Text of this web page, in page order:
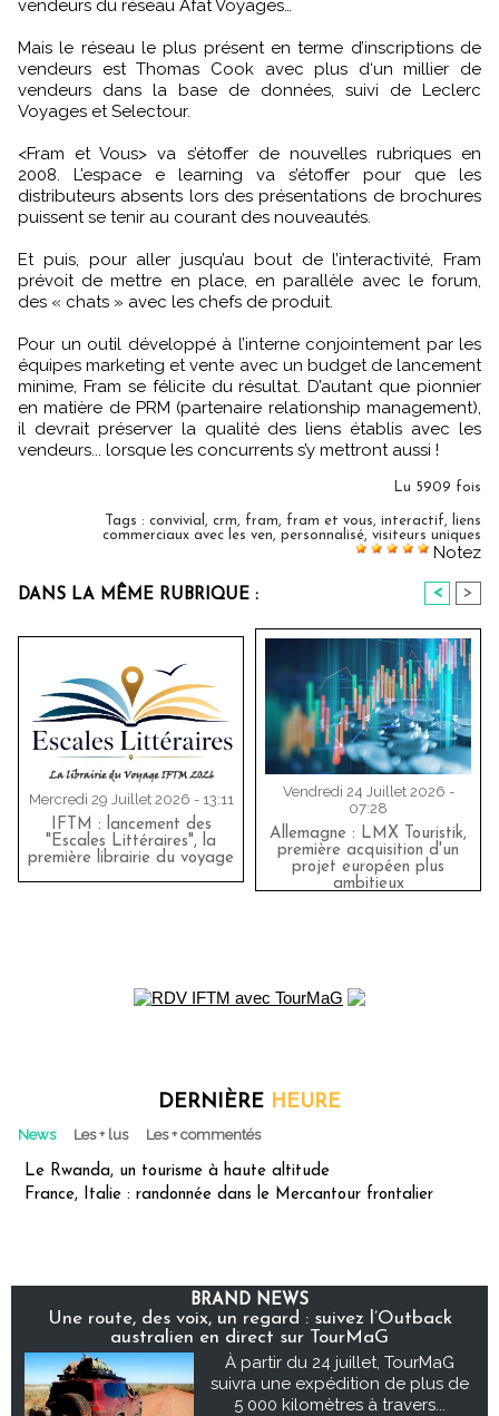
vendeurs du réseau Afat Voyages…
Mais le réseau le plus présent en terme d’inscriptions de
vendeurs est Thomas Cook avec plus d‘un millier de
vendeurs dans la base de données, suivi de Leclerc
Voyages et Selectour.
<Fram et Vous> va s’étoffer de nouvelles rubriques en
2008. L’espace e learning va s’étoffer pour que les
distributeurs absents lors des présentations de brochures
puissent se tenir au courant des nouveautés.
Et puis, pour aller jusqu’au bout de l’interactivité, Fram
prévoit de mettre en place, en parallèle avec le forum,
des « chats » avec les chefs de produit.
Pour un outil développé à l’interne conjointement par les
équipes marketing et vente avec un budget de lancement
minime, Fram se félicite du résultat. D’autant que pionnier
en matière de PRM (partenaire relationship management),
il devrait préserver la qualité des liens établis avec les
vendeurs... lorsque les concurrents s’y mettront aussi !
Lu 5909 fois
Tags : convivial , crm, fram, fram et vous, interactif,
liens
commerciaux avec les ven, personnalisé, visiteurs uniques
Notez
DANS LA MÊME RUBRIQUE : < >
Mercredi 29 Juillet 2026 - 13:11
IFTM : lancement des
"Escales Littéraires", la
première librairie du voyage
Vendredi 24 Juillet 2026 -
07:28
Allemagne : LMX Touristik,
première acquisition d'un
projet européen plus
ambitieux
DERNIÈRE HEURE
News Les + lus Les + commentés
Le Rwanda, un tourisme à haute altitude
France, Italie : randonnée dans le Mercantour frontalier
BRAND NEWS
Une route, des voix, un regard : suivez l’Outback
australien en direct sur TourMaG
À partir du 24 juillet, TourMaG
suivra une expédition de plus de
5 000 kilomètres à travers...